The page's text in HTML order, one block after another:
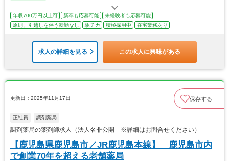
年収700万円以上可 新卒も応募可能
未経験者も応募可能
原則、引越しを伴う転勤なし
駅チカ 積極採用中 在宅業務あり
求人の詳細を見る この求人に興味がある
更新日：2025年11月17日 保存する
正社員 調剤薬局
調剤薬局の薬剤師求人（法人名非公開 ※詳細はお問合せください）
【鹿児島県鹿児島市／JR鹿児島本線】 鹿児島市内
で創業70年を超える老舗薬局